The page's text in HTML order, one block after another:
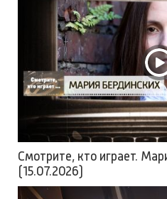
Смотрите, кто играет.
(15.07.2026)